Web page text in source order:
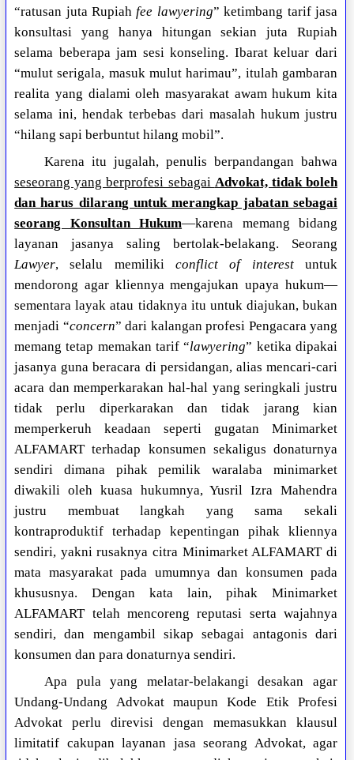
“ratusan juta Rupiahfee lawyering” ketimbang tarif jasa
konsultasi yang hanya hitungan sekian juta Rupiah
selama beberapa jam sesi konseling. Ibarat keluar dari
“mulut serigala, masuk mulut harimau”, itulah gambaran
realita yang dialami oleh masyarakat awam hukum kita
selama ini, hendak terbebas dari masalah hukum justru
“hilang sapi berbuntut hilang mobil”.
Karena itu jugalah, penulis berpandangan bahwa
seseorang yang berprofesi sebagai Advokat, tidak boleh
dan harus dilarang untuk merangkap jabatan sebagai
seorang Konsultan Hukum—karena memang bidang
layanan jasanya saling bertolak-belakang. Seorang
Lawyer, selalu memilikiconflict of interestuntuk
mendorong agar kliennya mengajukan upaya hukum—
sementara layak atau tidaknya itu untuk diajukan, bukan
menjadi “concern” dari kalangan profesi Pengacara yang
memang tetap memakan tarif “lawyering” ketika dipakai
jasanya guna beracara di persidangan, alias mencari-cari
acara dan memperkarakan hal-hal yang seringkali justru
tidak perlu diperkarakan dan tidak jarang kian
memperkeruh keadaan seperti gugatan Minimarket
ALFAMART terhadap konsumen sekaligus donaturnya
sendiri dimana pihak pemilik waralaba minimarket
diwakili oleh kuasa hukumnya, Yusril Izra Mahendra
justru membuat langkah yang sama sekali
kontraproduktif terhadap kepentingan pihak kliennya
sendiri, yakni rusaknya citra Minimarket ALFAMART di
mata masyarakat pada umumnya dan konsumen pada
khususnya. Dengan kata lain, pihak Minimarket
ALFAMART telah mencoreng reputasi serta wajahnya
sendiri, dan mengambil sikap sebagai antagonis dari
konsumen dan para donaturnya sendiri.
Apa pula yang melatar-belakangi desakan agar
Undang-Undang Advokat maupun Kode Etik Profesi
Advokat perlu direvisi dengan memasukkan klausul
limitatif cakupan layanan jasa seorang Advokat, agar